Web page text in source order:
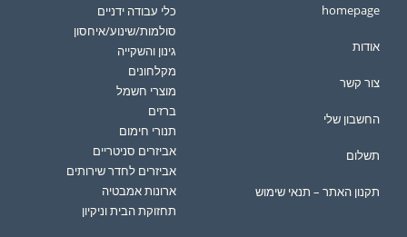
homepage
אודות
צור קשר
החשבון שלי
תשלום
תקנון האתר – תנאי שימוש
כלי עבודה ידניים
סולמות/שינוע/איחסון
גינון והשקייה
מקלחונים
מוצרי חשמל
ברזים
תנורי חימום
אביזרים סניטריים
אביזרים לחדר שירותים
ארונות אמבטיה
תחזוקת הבית וניקיון